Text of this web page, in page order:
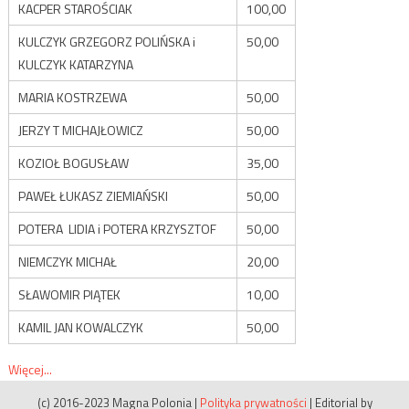
KACPER STAROŚCIAK
100,00
KULCZYK GRZEGORZ POLIŃSKA i
KULCZYK KATARZYNA
50,00
MARIA KOSTRZEWA
50,00
JERZY T MICHAJŁOWICZ
50,00
KOZIOŁ BOGUSŁAW
35,00
PAWEŁ ŁUKASZ ZIEMIAŃSKI
50,00
POTERA LIDIA i POTERA KRZYSZTOF
50,00
NIEMCZYK MICHAŁ
20,00
SŁAWOMIR PIĄTEK
10,00
KAMIL JAN KOWALCZYK
50,00
Więcej...
(c) 2016-2023 Magna Polonia | Polityka prywatności | Editorial by